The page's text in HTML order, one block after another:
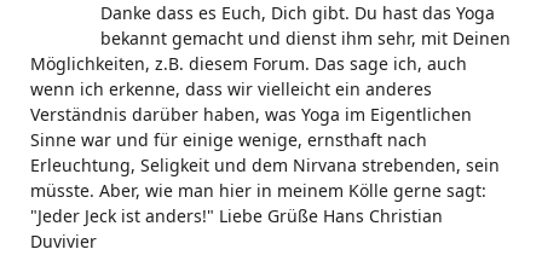
Danke dass es Euch, Dich gibt. Du hast das Yoga
bekannt gemacht und dienst ihm sehr, mit Deinen
Möglichkeiten, z.B. diesem Forum. Das sage ich, auch
wenn ich erkenne, dass wir vielleicht ein anderes
Verständnis darüber haben, was Yoga im Eigentlichen
Sinne war und für einige wenige, ernsthaft nach
Erleuchtung, Seligkeit und dem Nirvana strebenden, sein
müsste. Aber, wie man hier in meinem Kölle gerne sagt:
"Jeder Jeck ist anders!" Liebe Grüße Hans Christian
Duvivier